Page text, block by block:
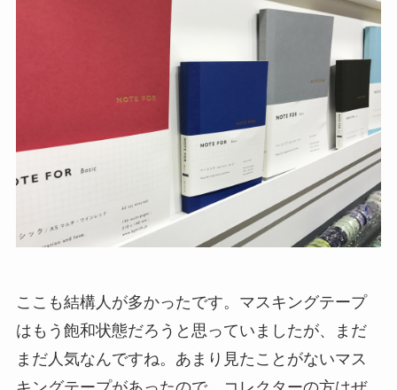
ここも結構人が多かったです。マスキングテープ
はもう飽和状態だろうと思っていましたが、まだ
まだ人気なんですね。あまり見たことがないマス